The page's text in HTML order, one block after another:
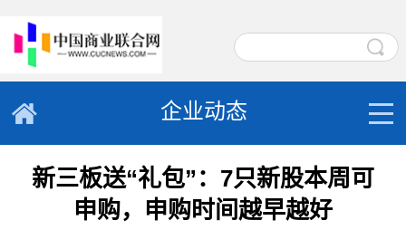
企业动态
新三板送“礼包”：7只新股本周可
申购，申购时间越早越好